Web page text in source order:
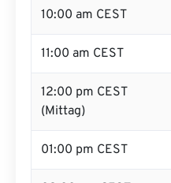
10:00 am CEST
11:00 am CEST
12:00 pm CEST
(Mittag)
01:00 pm CEST